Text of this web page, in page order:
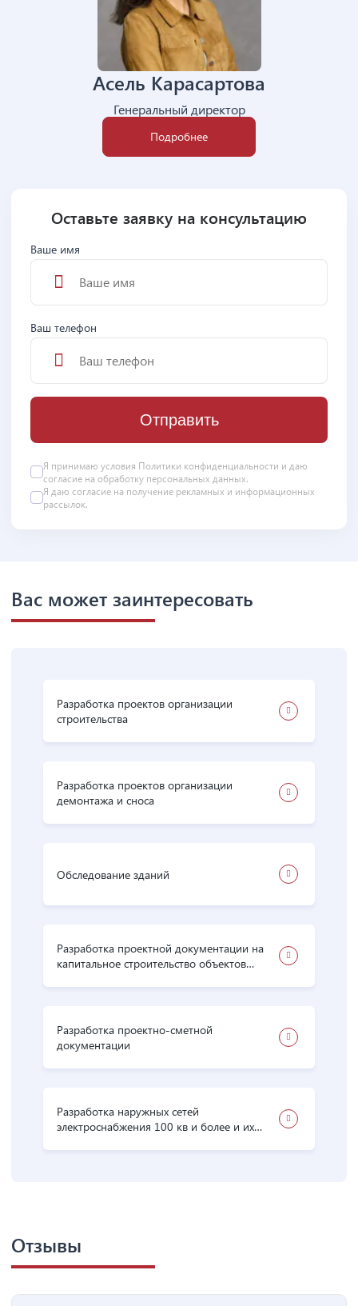
Асель Карасартова
Генеральный директор
Подробнее
Оставьте заявку на консультацию
Ваше имя
Ваш телефон
Отправить
Я принимаю условия Политики конфиденциальности и даю
согласие на обработку персональных данных.
Я даю согласие на получение рекламных и информационных
рассылок.
Вас может заинтересовать
Разработка проектов организации
строительства
Разработка проектов организации
демонтажа и сноса
Обследование зданий
Разработка проектной документации на
капитальное строительство объектов
Разработка проектно-сметной
документации
Разработка наружных сетей
электроснабжения 100 кв и более и их
Отзывы